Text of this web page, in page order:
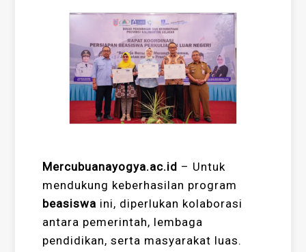
Mercubuanayogya.ac.id – Untuk
mendukung keberhasilan program
beasiswa ini, diperlukan kolaborasi
antara pemerintah, lembaga
pendidikan, serta masyarakat luas.